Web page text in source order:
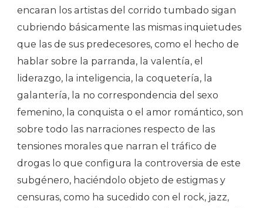
encaran los artistas del corrido tumbado sigan
cubriendo básicamente las mismas inquietudes
que las de sus predecesores, como el hecho de
hablar sobre la parranda, la valentía, el
liderazgo, la inteligencia, la coquetería, la
galantería, la no correspondencia del sexo
femenino, la conquista o el amor romántico, son
sobre todo las narraciones respecto de las
tensiones morales que narran el tráfico de
drogas lo que configura la controversia de este
subgénero, haciéndolo objeto de estigmas y
censuras, como ha sucedido con el rock, jazz,